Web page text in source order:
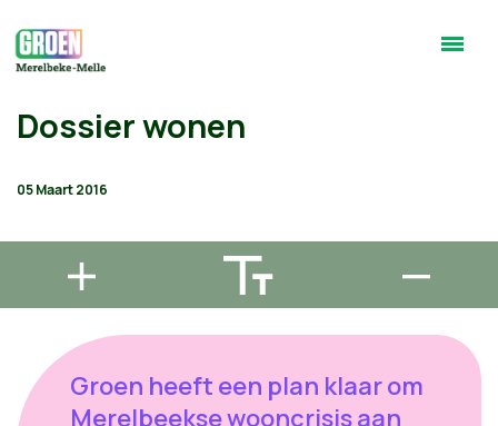
Dossier wonen
05 Maart 2016
Groen heeft een plan klaar om
Merelbeekse wooncrisis aan